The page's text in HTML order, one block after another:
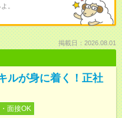
。
掲載日：2026.08.01
ルが身に着く！正社
面接OK